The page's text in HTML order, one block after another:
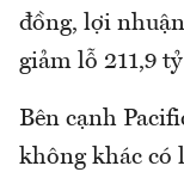
đồng, lợi
giảm lỗ 211,9
Bên cạnh
không khác có